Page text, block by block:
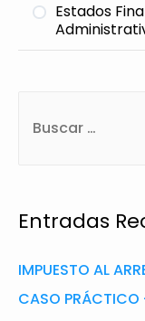
Estados
Entradas
IMPUESTO AL
CASO PRÁCTICO